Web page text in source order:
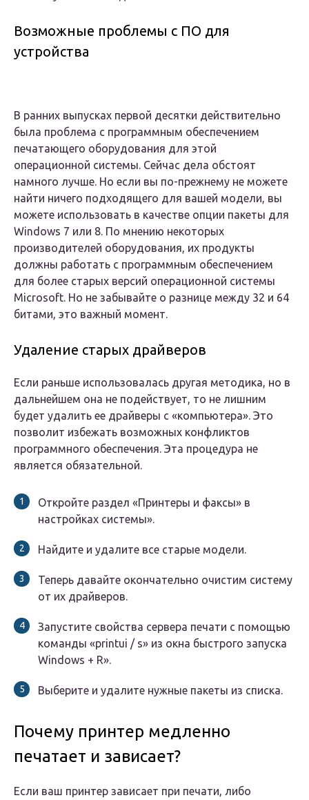
Возможные проблемы с ПО для
устройства
В ранних выпусках первой десятки действительно
была проблема с программным обеспечением
печатающего оборудования для этой
операционной системы. Сейчас дела обстоят
намного лучше. Но если вы по-прежнему не можете
найти ничего подходящего для вашей модели, вы
можете использовать в качестве опции пакеты для
Windows 7 или 8. По мнению некоторых
производителей оборудования, их продукты
должны работать с программным обеспечением
для более старых версий операционной системы
Microsoft. Но не забывайте о разнице между 32 и 64
битами, это важный момент.
Удаление старых драйверов
Если раньше использовалась другая методика, но в
дальнейшем она не подействует, то не лишним
будет удалить ее драйверы с «компьютера». Это
позволит избежать возможных конфликтов
программного обеспечения. Эта процедура не
является обязательной.
Откройте раздел «Принтеры и факсы» в
настройках системы».
Найдите и удалите все старые модели.
Теперь давайте окончательно очистим систему
от их драйверов.
Запустите свойства сервера печати с помощью
команды «printui / s» из окна быстрого запуска
Windows + R».
Выберите и удалите нужные пакеты из списка.
Почему принтер медленно
печатает и зависает?
Если ваш принтер зависает при печати, либо